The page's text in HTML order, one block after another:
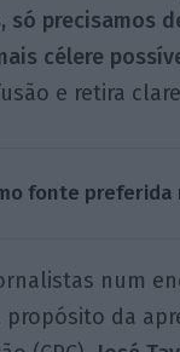
só precisamos
célere
e retira
fonte preferida
num
da